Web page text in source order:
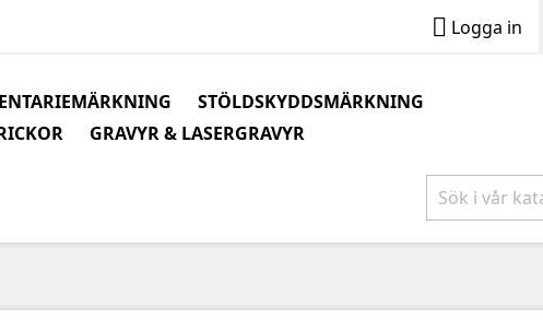
 Logga in
STÖLDSKYDDSMÄRKNING
GRAVYR & LASERGRAVYR